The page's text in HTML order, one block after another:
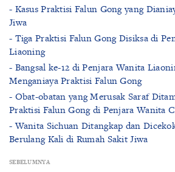
- Kasus Praktisi Falun Gong yang
Jiwa
- Tiga Praktisi Falun Gong Disiksa di
Liaoning
- Bangsal ke-12 di Penjara Wanita
Menganiaya Praktisi Falun Gong
- Obat-obatan yang Merusak Saraf
Praktisi Falun Gong di Penjara Wanita
- Wanita Sichuan Ditangkap dan
Berulang Kali di Rumah Sakit Jiwa
SEBELUMNYA